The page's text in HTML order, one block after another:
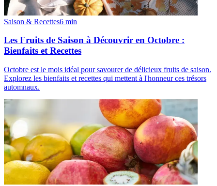
Saison & Recettes6 min
Les Fruits de Saison à Découvrir en Octobre :
Bienfaits et Recettes
Octobre est le mois idéal pour savourer de délicieux fruits de saison.
Explorez les bienfaits et recettes qui mettent à l'honneur ces trésors
automnaux.